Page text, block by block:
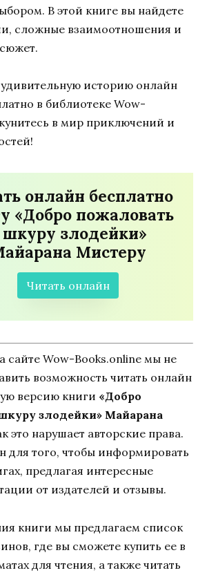
В этой книге вы найдете
сложные взаимоотношения и
удивительную историю онлайн
в библиотеке Wow-
в мир приключений и
онлайн бесплатно
«Добро пожаловать
шкуру злодейки»
Мистеру
Читать онлайн
сайте Wow-Books.online мы не
возможность читать онлайн
версию книги «Добро
злодейки» Майарана
это нарушает авторские права.
для того, чтобы информировать
предлагая интересные
от издателей и отзывы.
книги мы предлагаем список
где вы сможете купить ее в
для чтения, а также читать